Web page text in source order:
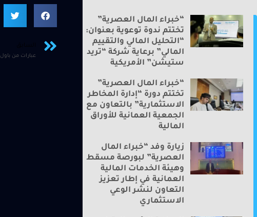
“خبراء المال العصرية”
تختتم ندوة توعوية بعنوان:
“التحليل المالي والتقييم
المالي” برعاية شركة “تريد
ستيشن” الأمريكية
“خبراء المال العصرية”
تختتم دورة “إدارة المخاطر
الاستثمارية” بالتعاون مع
الجمعية العمانية للأوراق
المالية
زيارة وفد “خبراء المال
العصرية” لبورصة مسقط
وهيئة الخدمات المالية
العمانية في إطار تعزيز
التعاون لنشر الوعي
الاستثماري